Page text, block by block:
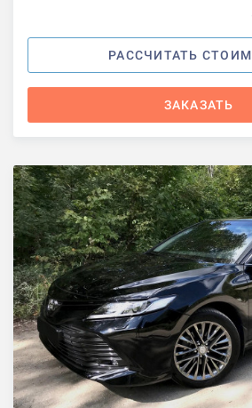
РАССЧИТАТЬ
ЗАКАЗАТЬ